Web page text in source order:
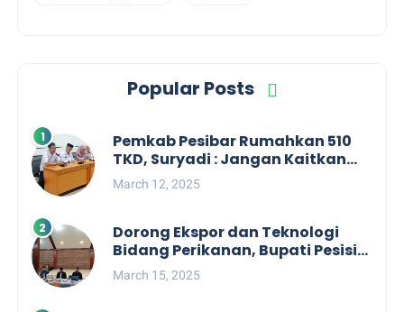
Popular Posts
Pemkab Pesibar Rumahkan 510
TKD, Suryadi : Jangan Kaitkan
Dengan Kepentingan Politik
March 12, 2025
Dorong Ekspor dan Teknologi
Bidang Perikanan, Bupati Pesisir
Barat Audiensi Terkait Sister City
March 15, 2025